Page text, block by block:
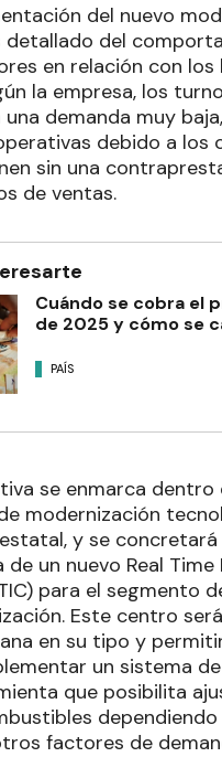
del nuevo
detallado del
en relación con
la empresa, los
demanda muy
debido a los
sin una
de ventas.
Cuándo se cobra el
de 2025 y cómo se
PAÍS
se enmarca dentro
modernización
y se
de un nuevo Real
para el segmento
Este centro
en su tipo y
un sistema
que posibilita
factores de